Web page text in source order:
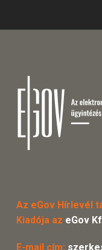
Az eGov Hírlevél
Kiadója az eGov
E-mail cím: